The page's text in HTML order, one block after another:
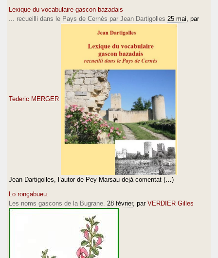
Lexique du vocabulaire gascon bazadais
... recueilli dans le Pays de Cernès par Jean Dartigolles 25 mai , par
Tederic MERGER
Jean Dartigolles, l’autor de Pey Marsau dejà comentat (…)
Lo ronçabueu.
Les noms gascons de la Bugrane. 28 février, par VERDIER Gilles